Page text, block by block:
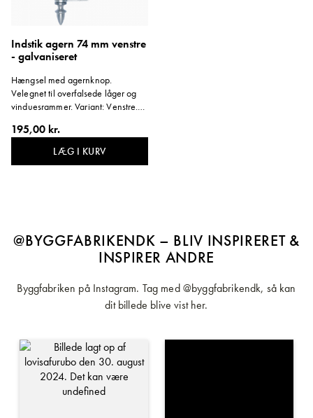
Indstik agern 74 mm venstre
- galvaniseret
Hængsel med agernknop.
Velegnet til overfalsede låger og
vinduesrammer. Variant: Venstre.
195,00 kr.
LÆG I KURV
@BYGGFABRIKENDK – BLIV INSPIRERET &
INSPIRER ANDRE
Byggfabriken på Instagram. Tag med @byggfabrikendk, så kan
dit billede blive vist her.